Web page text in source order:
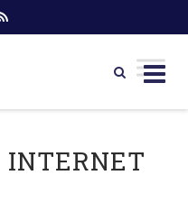
INTERNET